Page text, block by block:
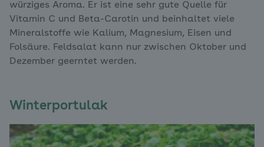
würziges Aroma. Er ist eine sehr gute Quelle für
Vitamin C und Beta-Carotin und beinhaltet viele
Mineralstoffe wie Kalium, Magnesium, Eisen und
Folsäure. Feldsalat kann nur zwischen Oktober und
Dezember geerntet werden.
Winterportulak